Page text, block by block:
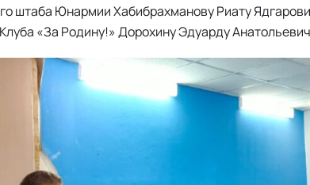
штаба Юнармии Хабибрахманову Риату
«За Родину!» Дорохину Эдуарду